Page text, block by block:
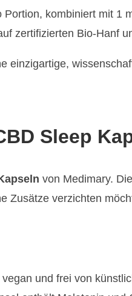
Portion, kombiniert mit 1
zertifizierten Bio-Hanf
einzigartige,
Sleep
von Medimary.
Zusätze verzichten
und frei von